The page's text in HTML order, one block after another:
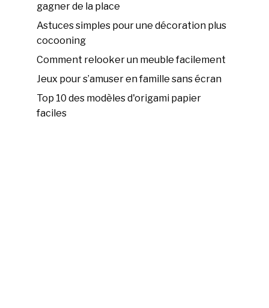
gagner de la place
Astuces simples pour une décoration plus
cocooning
Comment relooker un meuble facilement
Jeux pour s’amuser en famille sans écran
Top 10 des modèles d'origami papier
faciles